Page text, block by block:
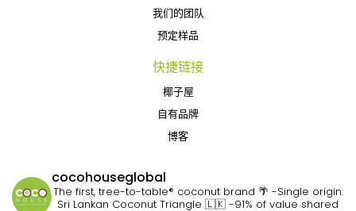
我们的团队
预定样品
快捷链接
椰子屋
自有品牌
博客
cocohouseglobal
The first, tree-to-table® coconut brand 🌴 -Single origin:
Sri Lankan Coconut Triangle 🇱🇰 -91% of value shared